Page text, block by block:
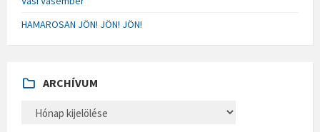
HAMAROSAN JÖN! JÖN! JÖN!
ARCHÍVUM